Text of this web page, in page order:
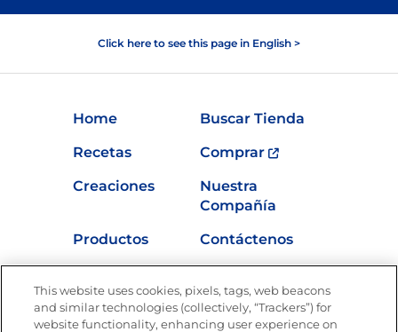
Click here to see this page in English >
Home
Buscar Tienda
Recetas
Comprar
Creaciones
Nuestra
Compañía
Productos
Contáctenos
Nutrición
This website uses cookies, pixels, tags, web beacons
and similar technologies (collectively, “Trackers”) for
website functionality, enhancing user experience on